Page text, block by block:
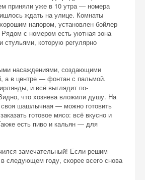
приняли уже в 10 утра — номера
ждать на улице. Комнаты
напором, установлен бойлер
с номером есть уютная зона
стульями, которую регулярно
насаждениями, создающими
а в центре — фонтан с пальмой.
и всё выглядит по-
что хозяева вложили душу. На
своя шашлычная — можно готовить
готовое мясо: всё вкусно и
есть пиво и кальян — для
замечательный! Если решим
следующем году, скорее всего снова